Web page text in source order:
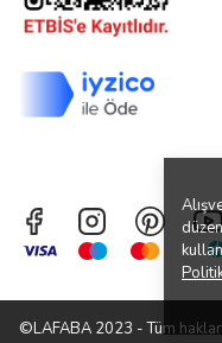
©LAFABA 2023 - Tüm